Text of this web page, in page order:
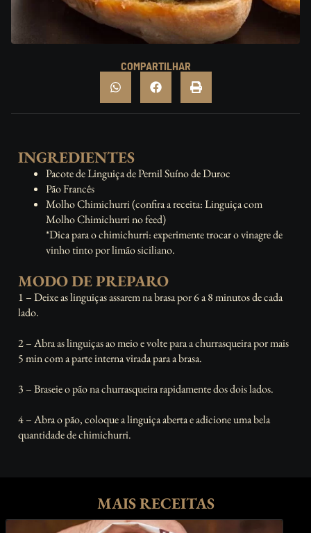
COMPARTILHAR
INGREDIENTES
Pacote de Linguiça de Pernil Suíno de Duroc
Pão Francês
Molho Chimichurri (confira a receita: Linguiça com
Molho Chimichurri no feed)
*Dica para o chimichurri: experimente trocar o vinagre de
vinho tinto por limão siciliano.
MODO DE PREPARO
1 – Deixe as linguiças assarem na brasa por 6 a 8 minutos de cada
lado.
2 – Abra as linguiças ao meio e volte para a churrasqueira por mais
5 min com a parte interna virada para a brasa.
3 – Braseie o pão na churrasqueira rapidamente dos dois lados.
4 – Abra o pão, coloque a linguiça aberta e adicione uma bela
quantidade de chimichurri.
MAIS RECEITAS